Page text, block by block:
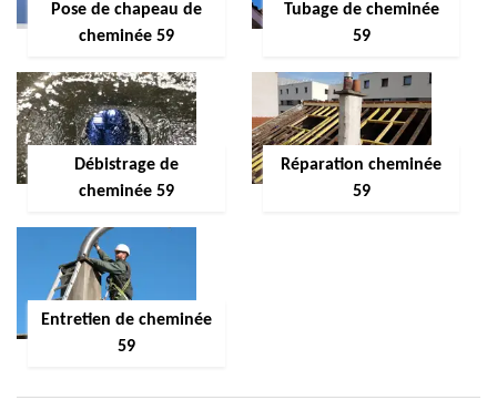
Pose de chapeau de
cheminée 59
Tubage de cheminée
59
Débistrage de
cheminée 59
Réparation cheminée
59
Entretien de cheminée
59